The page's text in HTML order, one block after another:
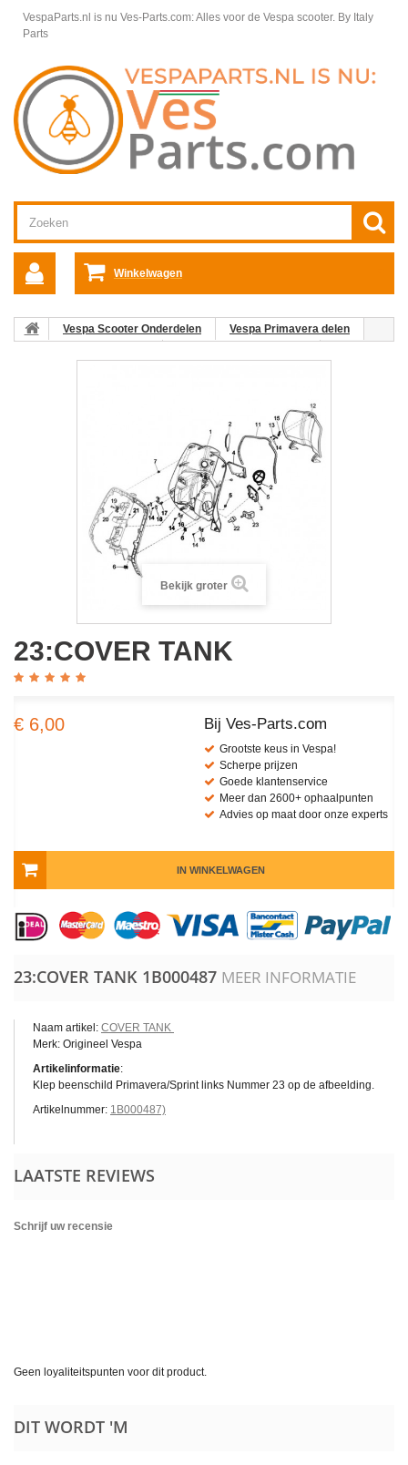
VespaParts.nl is nu Ves-Parts.com: Alles voor de Vespa scooter. By Italy
Parts
Winkelwagen
Vespa Scooter Onderdelen
Vespa Primavera delen
Bekijk groter
23:COVER TANK
€ 6,00 Bij Ves-Parts.com
Grootste keus in Vespa!
Scherpe prijzen
Goede klantenservice
Meer dan 2600+ ophaalpunten
Advies op maat door onze experts
IN WINKELWAGEN
23:COVER TANK 1B000487 MEER INFORMATIE
Naam artikel: COVER TANK
Merk: Origineel Vespa
Artikelinformatie:
Klep beenschild Primavera/Sprint links Nummer 23 op de afbeelding.
Artikelnummer: 1B000487)
LAATSTE REVIEWS
Schrijf uw recensie
Geen loyaliteitspunten voor dit product.
DIT WORDT 'M